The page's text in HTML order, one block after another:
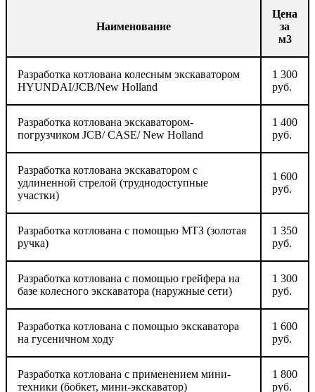
Наименование
Цена
за
м3
Разработка котлована колесным экскаватором
HYUNDAI/JCB/New Holland
1 300
руб.
Разработка котлована экскаватором-
погрузчиком JCB/ CASE/ New Holland
1 400
руб.
Разработка котлована экскаватором с
удлиненной стрелой (труднодоступные
участки)
1 600
руб.
Разработка котлована с помощью МТЗ (золотая
ручка)
1 350
руб.
Разработка котлована с помощью грейфера на
базе колесного экскаватора (наружные сети)
1 300
руб.
Разработка котлована с помощью экскаватора
на гусеничном ходу
1 600
руб.
Разработка котлована с применением мини-
техники (бобкет, мини-экскаватор)
1 800
руб.